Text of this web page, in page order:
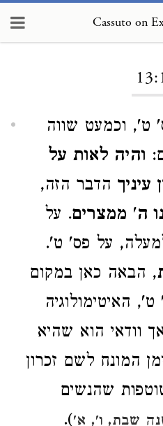
Cassuto on
ט', וכמעט שווה
והיה לאות על
עיניך הדבר הזה,
ה' ממצרים. על
על פס' ט'.
, הבאה כאן במקום
האיטימולוגיה
וודאי הוא שהיא
המונח לשם זכרון
שהנשים
שבת, ו', א'